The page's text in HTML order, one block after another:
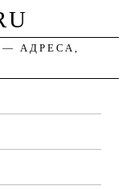
АДРЕСА,